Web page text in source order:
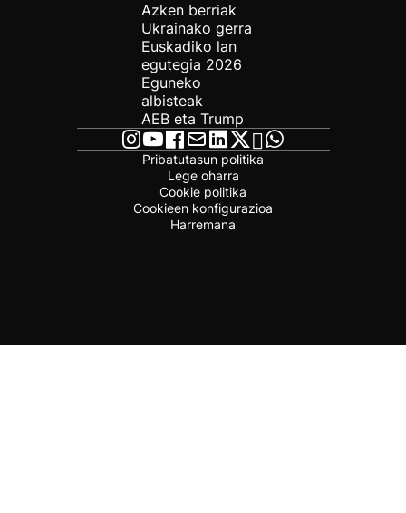
Azken berriak
Ukrainako gerra
Euskadiko lan
egutegia 2026
Eguneko
albisteak
AEB eta Trump
Pribatutasun politika
Lege oharra
Cookie politika
Cookieen konfigurazioa
Harremana